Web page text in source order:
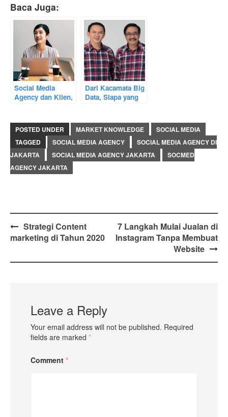
Baca Juga:
Social Media
Agency dan Klien,
Dari Kacamata Big
Data, Siapa yang
Pilkada DKI
Jakarta 2017?
POSTED UNDER MARKET KNOWLEDGE
SOCIAL MEDIA
TAGGED
SOCIAL MEDIA AGENCY
SOCIAL MEDIA AGENCY DI
JAKARTA
SOCIAL MEDIA AGENCY JAKARTA
SOCMED
AGENCY JAKARTA
Post
navigation
Strategi Content
marketing di Tahun 2020
7 Langkah Mulai Jualan di
Instagram Tanpa Membuat
Website
Leave a Reply
Your email address will not be published. Required
fields are marked *
Comment *